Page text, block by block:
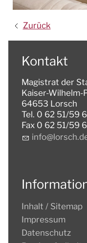
Zurück
Kontakt
Magistrat der
Kaiser-Wilhelm-
64653 Lorsch
Tel. 0 62 51/59
Fax 0 62 51/59
nf
l rsch d
Inhalt / Sitemap
Impressum
Datenschutz